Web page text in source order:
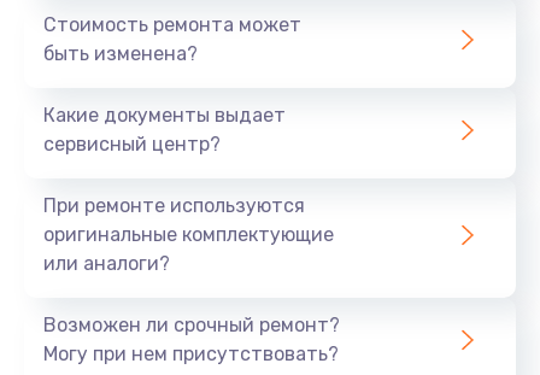
Стоимость ремонта может
быть изменена?
Какие документы выдает
сервисный центр?
При ремонте используются
оригинальные комплектующие
или аналоги?
Возможен ли срочный ремонт?
Могу при нем присутствовать?